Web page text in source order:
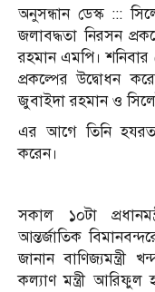
অনুসন্ধান ডেস্ক :::
জলাবদ্ধতা নিরসন
রহমান এমপি।
প্রকল্পের উদ্বোধন
জুবাইদা রহমান ও
এর আগে তিনি
করেন।
সকাল ১০টা
আন্তর্জাতিক
জানান বাণিজ্যমন্ত্রী
কল্যাণ মন্ত্রী